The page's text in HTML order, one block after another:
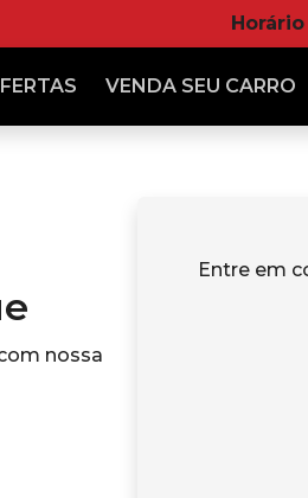
VENDA SEU CARRO
nossa
Entre em